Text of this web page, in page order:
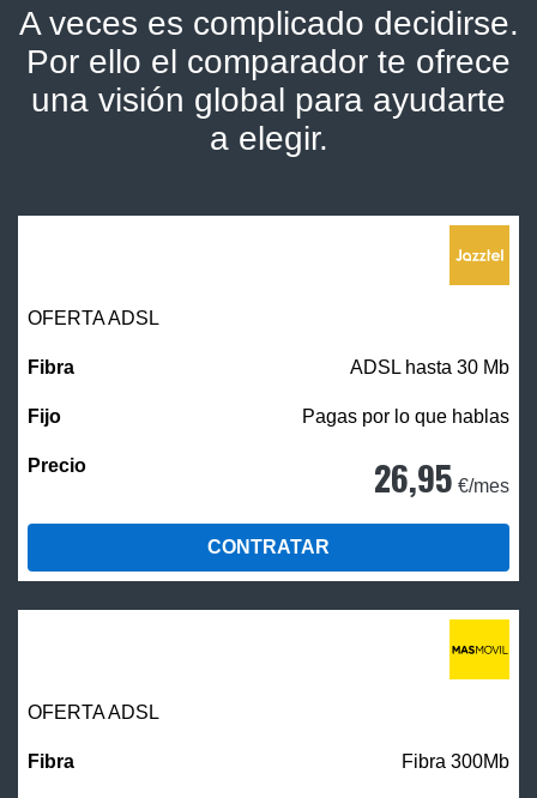
A veces es complicado decidirse.
Por ello el comparador te ofrece
una visión global para ayudarte
a elegir.
OFERTA ADSL
ADSL hasta 30 Mb
Pagas por lo que hablas
26,95 €/mes
CONTRATAR
OFERTA ADSL
Fibra 300Mb